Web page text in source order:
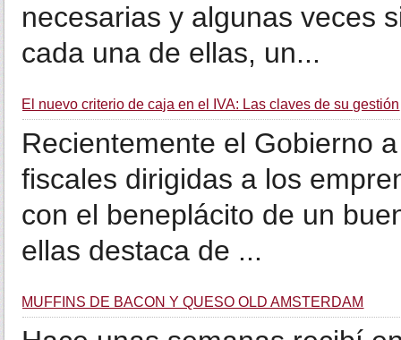
necesarias y algunas veces
cada una de ellas, un...
El nuevo criterio de caja en el IVA: Las claves de su gestión
Recientemente el Gobierno
fiscales dirigidas a los
con el beneplácito de un
ellas destaca de ...
MUFFINS DE BACON Y QUESO OLD AMSTERDAM